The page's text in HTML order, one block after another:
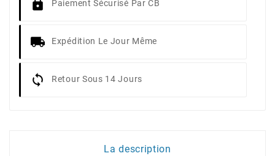
Paiement Sécurisé Par CB
Expédition Le Jour Même
Retour Sous 14 Jours
La description